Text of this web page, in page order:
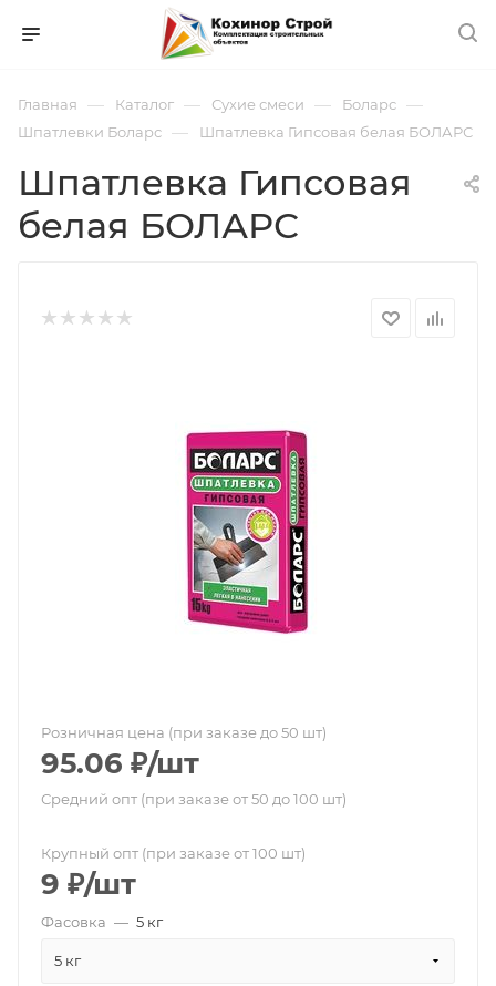
Главная — Каталог — Сухие смеси — Боларс —
Шпатлевки Боларс — Шпатлевка Гипсовая белая БОЛАРС
Шпатлевка Гипсовая
белая БОЛАРС
Розничная цена (при заказе до 50 шт)
95.06 ₽/шт
Средний опт (при заказе от 50 до 100 шт)
Крупный опт (при заказе от 100 шт)
9 ₽/шт
Фасовка — 5 кг
5 кг